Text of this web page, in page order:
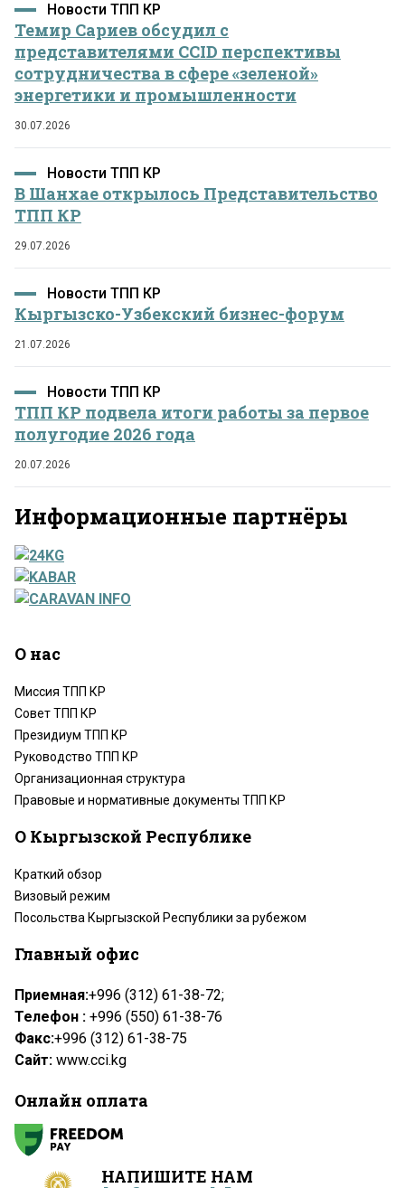
Новости ТПП КР
Темир Сариев обсудил с
представителями CCID перспективы
сотрудничества в сфере «зеленой»
энергетики и промышленности
30.07.2026
Новости ТПП КР
В Шанхае открылось Представительство
ТПП КР
29.07.2026
Новости ТПП КР
Кыргызско-Узбекский бизнес-форум
21.07.2026
Новости ТПП КР
ТПП КР подвела итоги работы за первое
полугодие 2026 года
20.07.2026
Информационные партнёры
НАПИШИТЕ НАМ
О нас
Миссия ТПП КР
Совет ТПП КР
Президиум ТПП КР
Руководство ТПП КР
Организационная структура
Правовые и нормативные документы ТПП КР
О Кыргызской Республике
Краткий обзор
Визовый режим
Посольства Кыргызской Республики за рубежом
Главный офис
Приемная:+996 (312) 61-38-72;
Телефон : +996 (550) 61-38-76
Факс:+996 (312) 61-38-75
Сайт: www.cci.kg
Онлайн оплата